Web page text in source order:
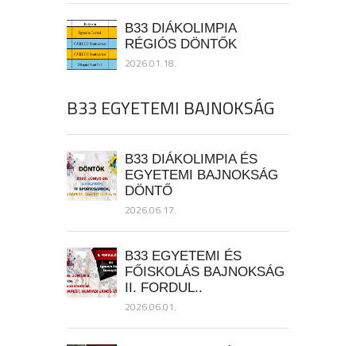
B33 DIÁKOLIMPIA
RÉGIÓS DÖNTŐK
2026.01.18.
B33 EGYETEMI BAJNOKSÁG
B33 DIÁKOLIMPIA ÉS
EGYETEMI BAJNOKSÁG
DÖNTŐ
2026.06.17.
B33 EGYETEMI ÉS
FŐISKOLÁS BAJNOKSÁG
II. FORDUL..
2026.06.01.